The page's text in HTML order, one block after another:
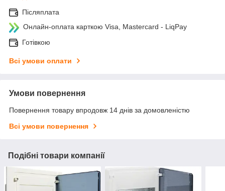
Післяплата
Онлайн-оплата карткою Visa, Mastercard - LiqPay
Готівкою
Всі умови оплати
Умови повернення
Повернення товару впродовж 14 днів за домовленістю
Всі умови повернення
Подібні товари компанії